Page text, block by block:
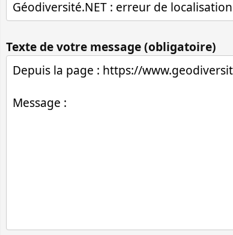
Texte de votre message (obligatoire)